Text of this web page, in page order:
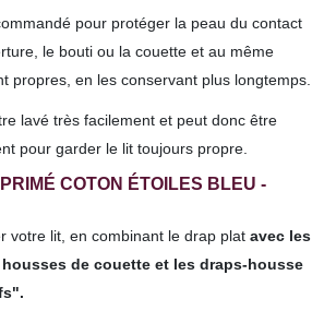
pour protéger la peau du contact
le bouti ou la couette et au même
propres, en les conservant plus longtemps.
lavé très facilement et peut donc être
pour garder le lit toujours propre.
COTON ÉTOILES BLEU -
votre lit, en combinant le drap plat avec les
de couette et les draps-housse